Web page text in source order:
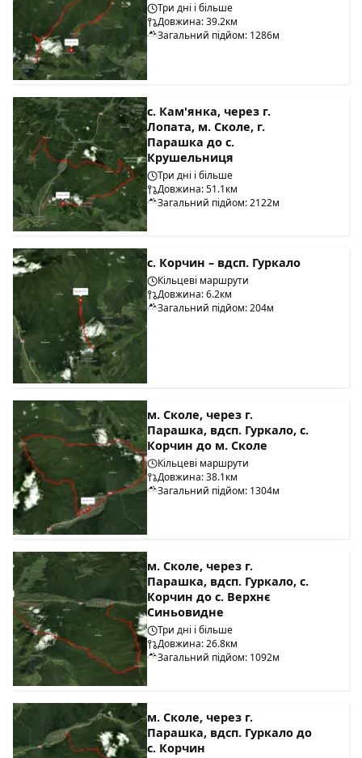
Три дні і більше
Довжина: 39.2км
Загальний підйом: 1286м
с. Кам'янка, через г.
Лопата, м. Сколе, г.
Парашка до с.
Крушельниця
Три дні і більше
Довжина: 51.1км
Загальний підйом: 2122м
с. Корчин – вдсп. Гуркало
Кільцеві маршрути
Довжина: 6.2км
Загальний підйом: 204м
м. Сколе, через г.
Парашка, вдсп. Гуркало, с.
Корчин до м. Сколе
Кільцеві маршрути
Довжина: 38.1км
Загальний підйом: 1304м
м. Сколе, через г.
Парашка, вдсп. Гуркало, с.
Корчин до с. Верхнє
Синьовидне
Три дні і більше
Довжина: 26.8км
Загальний підйом: 1092м
м. Сколе, через г.
Парашка, вдсп. Гуркало до
с. Корчин